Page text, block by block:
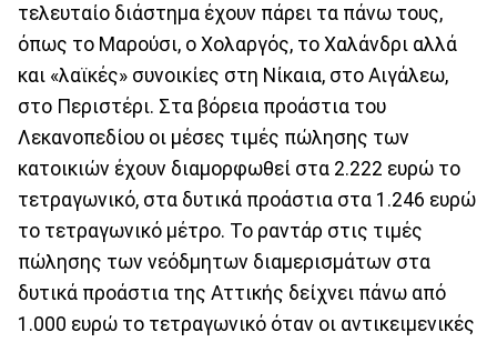
τελευταίο διάστημα έχουν πάρει τα πάνω τους,
όπως το Μαρούσι, ο Χολαργός, το Χαλάνδρι αλλά
και «λαϊκές» συνοικίες στη Νίκαια, στο Αιγάλεω,
στο Περιστέρι. Στα βόρεια προάστια του
Λεκανοπεδίου οι μέσες τιμές πώλησης των
κατοικιών έχουν διαμορφωθεί στα 2.222 ευρώ το
τετραγωνικό, στα δυτικά προάστια στα 1.246 ευρώ
το τετραγωνικό μέτρο. Το ραντάρ στις τιμές
πώλησης των νεόδμητων διαμερισμάτων στα
δυτικά προάστια της Αττικής δείχνει πάνω από
1.000 ευρώ το τετραγωνικό όταν οι αντικειμενικές